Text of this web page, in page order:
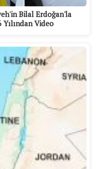
Bilal Erdoğan'la
Video